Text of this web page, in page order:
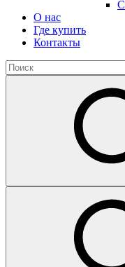
О нас
Где купить
Контакты